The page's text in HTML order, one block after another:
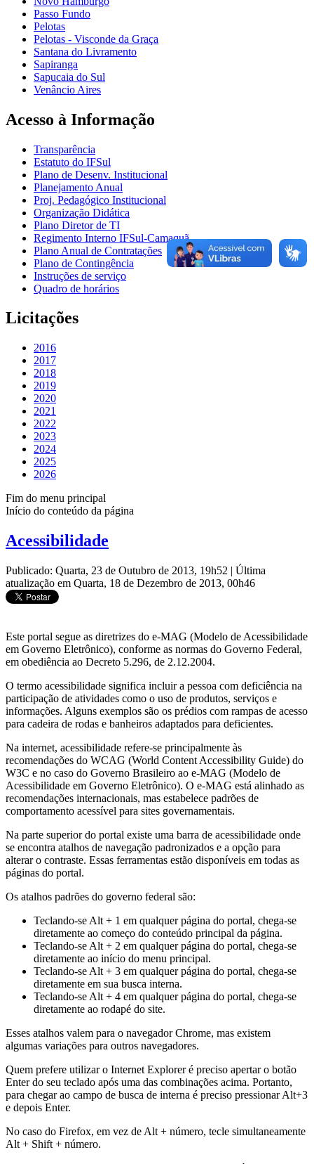
Passo Fundo
Pelotas
Pelotas - Visconde da Graça
Santana do Livramento
Sapiranga
Sapucaia do Sul
Venâncio Aires
Acesso à Informação
Transparência
Estatuto do IFSul
Plano de Desenv. Institucional
Planejamento Anual
Proj. Pedagógico Institucional
Organização Didática
Plano Diretor de TI
Regimento Interno IFSul-Camaquã
Plano Anual de Contratações
Plano de Contingência
Instruções de serviço
Quadro de horários
Licitações
2016
2017
2018
2019
2020
2021
2022
2023
2024
2025
2026
Fim do menu principal
Início do conteúdo da página
Acessibilidade
Publicado: Quarta, 23 de Outubro de 2013, 19h52 | Última
atualização em Quarta, 18 de Dezembro de 2013, 00h46
Este portal segue as diretrizes do e-MAG (Modelo de Acessibilidade
em Governo Eletrônico), conforme as normas do Governo Federal,
em obediência ao Decreto 5.296, de 2.12.2004.
O termo acessibilidade significa incluir a pessoa com deficiência na
participação de atividades como o uso de produtos, serviços e
informações. Alguns exemplos são os prédios com rampas de acesso
para cadeira de rodas e banheiros adaptados para deficientes.
Na internet, acessibilidade refere-se principalmente às
recomendações do WCAG (World Content Accessibility Guide) do
W3C e no caso do Governo Brasileiro ao e-MAG (Modelo de
Acessibilidade em Governo Eletrônico). O e-MAG está alinhado as
recomendações internacionais, mas estabelece padrões de
comportamento acessível para sites governamentais.
Na parte superior do portal existe uma barra de acessibilidade onde
se encontra atalhos de navegação padronizados e a opção para
alterar o contraste. Essas ferramentas estão disponíveis em todas as
páginas do portal.
Os atalhos padrões do governo federal são:
Teclando-se Alt + 1 em qualquer página do portal, chega-se
diretamente ao começo do conteúdo principal da página.
Teclando-se Alt + 2 em qualquer página do portal, chega-se
diretamente ao início do menu principal.
Teclando-se Alt + 3 em qualquer página do portal, chega-se
diretamente em sua busca interna.
Teclando-se Alt + 4 em qualquer página do portal, chega-se
diretamente ao rodapé do site.
Esses atalhos valem para o navegador Chrome, mas existem
algumas variações para outros navegadores.
Quem prefere utilizar o Internet Explorer é preciso apertar o botão
Enter do seu teclado após uma das combinações acima. Portanto,
para chegar ao campo de busca de interna é preciso pressionar Alt+3
e depois Enter.
No caso do Firefox, em vez de Alt + número, tecle simultaneamente
Alt + Shift + número.